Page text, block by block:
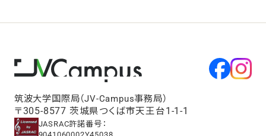
筑波大学国際局（JV-Campus事務局）
〒305-8577 茨城県つくば市天王台1-1-1
JASRAC許諾番号：